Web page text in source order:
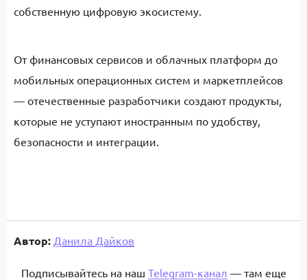
собственную цифровую экосистему.
От финансовых сервисов и облачных платформ до
мобильных операционных систем и маркетплейсов
— отечественные разработчики создают продукты,
которые не уступают иностранным по удобству,
безопасности и интеграции.
Автор: Данила Дайков
Подписывайтесь на наш Telegram-канал — там еще